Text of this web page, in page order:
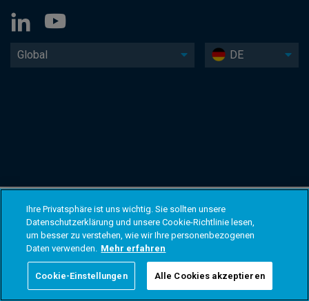
Global DE
Ihre Privatsphäre ist uns wichtig. Sie sollten unsere
Datenschutzerklärung und unsere Cookie-Richtlinie lesen,
um besser zu verstehen, wie wir Ihre personenbezogenen
Daten verwenden. Mehr erfahren
Cookie-Einstellungen Alle Cookies akzeptieren